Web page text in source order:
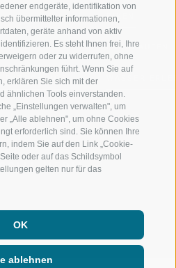
endgeräte, identifikation von
übermittelter informationen,
geräte anhand von aktiv
Es steht Ihnen frei, Ihre
oder zu widerrufen, ohne
führt. Wenn Sie auf
erklären Sie sich mit der
ähnlichen Tools einverstanden.
„Einstellungen verwalten", um
„Alle ablehnen", um ohne Cookies
erforderlich sind. Sie können Ihre
indem Sie auf den Link „Cookie-
oder auf das Schildsymbol
gelten nur für das
OK
ablehnen
RATSCHINGS
BIKEN
LANGLAUFEN
MEDIA